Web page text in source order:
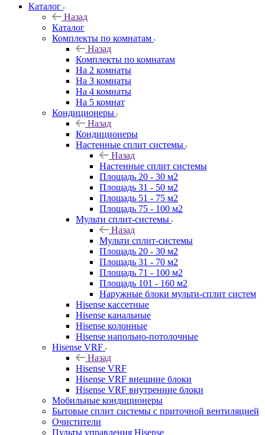
Каталог
Назад
Каталог
Комплекты по комнатам
Назад
Комплекты по комнатам
На 2 комнаты
На 3 комнаты
На 4 комнаты
На 5 комнат
Кондиционеры
Назад
Кондиционеры
Настенные сплит системы
Назад
Настенные сплит системы
Площадь 20 - 30 м2
Площадь 31 - 50 м2
Площадь 51 - 75 м2
Площадь 75 - 100 м2
Мульти сплит-системы
Назад
Мульти сплит-системы
Площадь 20 - 30 м2
Площадь 31 - 70 м2
Площадь 71 - 100 м2
Площадь 101 - 160 м2
Наружные блоки мульти-сплит систем
Hisense кассетные
Hisense канальные
Hisense колонные
Hisense напольно-потолочные
Hisense VRF
Назад
Hisense VRF
Hisense VRF внешние блоки
Hisense VRF внутренние блоки
Мобильные кондиционеры
Бытовые сплит системы с приточной вентиляцией
Очистители
Пульты управления Hisense